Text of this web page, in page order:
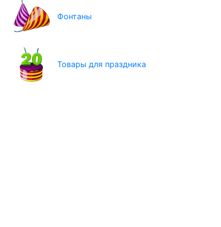
Фонтаны
Товары для праздника